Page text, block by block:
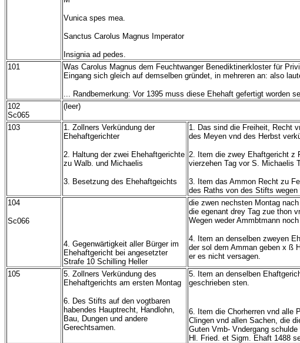
Vunica spes mea.
Sanctus Carolus Magnus Imperator
Insignia ad pedes.
101
Was Carolus Magnus dem Feuchtwanger Benediktinerkloster für
Eingang sich gleich auf demselben gründet, in mehreren an: also
... Randbemerkung: Vor 1395 muss diese Ehehaft gefertigt worden
102
Sc065
(leer)
103
1. Zollners Verkündung der
Ehehaftgerichter
2. Haltung der zwei Ehehaftgerichte
zu Walb. und Michaelis
3. Besetzung des Ehehaftgeichts
1. Das sind die Freiheit, Recht
des Meyen vnd des Herbst
2. Item die zwey Ehaftgericht z
vierzehen Tag vor S. Michaelis
3. Item das Ammon Recht zu
des Raths von des Stifts wegen
104
Sc066
4. Gegenwärtigkeit aller Bürger im
Ehehaftgericht bei angesetzter
Strafe 10 Schilling Heller
die zwen nechsten Montag
die egenant drey Tag zue thon
Wegen weder Ammbtmann
4. Item an denselben zweyen
der sol dem Amman geben x ß
er es nicht versagen.
105
5. Zollners Verkündung des
Ehehaftgerichts am ersten Montag
6. Des Stifts auf den vogtbaren
habendes Hauptrecht, Handlohn,
Bau, Dungen und andere
Gerechtsamen.
5. Item an denselben
geschrieben sten.
6. Item die Chorherren vnd alle
Clingen vnd allen Sachen, die
Guten Vmb- Vndergang
Hl. Fried. et Sigm. Ehaft 1488